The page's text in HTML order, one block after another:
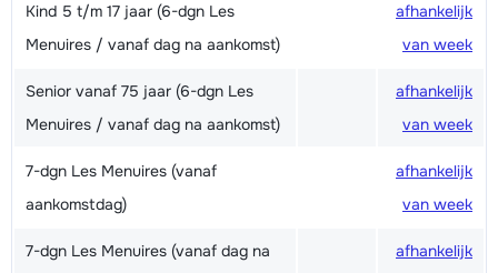
Kind 5 t/m 17 jaar (6-dgn Les
Menuires / vanaf dag na aankomst)
afhankelijk
van week
Senior vanaf 75 jaar (6-dgn Les
Menuires / vanaf dag na aankomst)
afhankelijk
van week
7-dgn Les Menuires (vanaf
aankomstdag)
afhankelijk
van week
7-dgn Les Menuires (vanaf dag na
afhankelijk